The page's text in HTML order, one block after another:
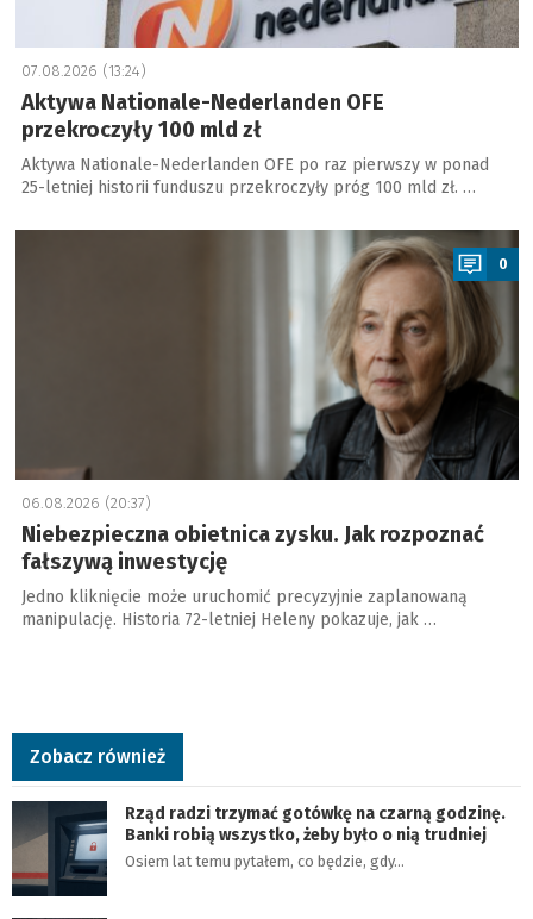
07.08.2026 (13:24)
Aktywa Nationale-Nederlanden OFE
przekroczyły 100 mld zł
Aktywa Nationale-Nederlanden OFE po raz pierwszy w ponad
25-letniej historii funduszu przekroczyły próg 100 mld zł. …
a
0
06.08.2026 (20:37)
Niebezpieczna obietnica zysku. Jak rozpoznać
fałszywą inwestycję
Jedno kliknięcie może uruchomić precyzyjnie zaplanowaną
manipulację. Historia 72-letniej Heleny pokazuje, jak …
Zobacz również
Rząd radzi trzymać gotówkę na czarną godzinę.
Banki robią wszystko, żeby było o nią trudniej
Osiem lat temu pytałem, co będzie, gdy…